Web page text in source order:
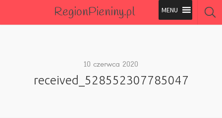
RegionPieniny.pl
Wszystkie Obiekty
10 czerwca 2020
received_528552307785047